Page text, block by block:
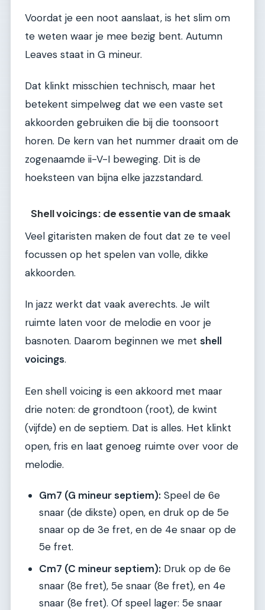
Voordat je een noot aanslaat, is het slim om
te weten waar je mee bezig bent. Autumn
Leaves staat in G mineur.
Dat klinkt misschien technisch, maar het
betekent simpelweg dat we een vaste set
akkoorden gebruiken die bij die toonsoort
horen. De kern van het nummer draait om de
zogenaamde ii-V-I beweging. Dit is de
hoeksteen van bijna elke jazzstandard.
Shell voicings: de essentie van de smaak
Veel gitaristen maken de fout dat ze te veel
focussen op het spelen van volle, dikke
akkoorden.
In jazz werkt dat vaak averechts. Je wilt
ruimte laten voor de melodie en voor je
basnoten. Daarom beginnen we met shell
voicings.
Een shell voicing is een akkoord met maar
drie noten: de grondtoon (root), de kwint
(vijfde) en de septiem. Dat is alles. Het klinkt
open, fris en laat genoeg ruimte over voor de
melodie.
Gm7 (G mineur septiem): Speel de 6e
snaar (de dikste) open, en druk op de 5e
snaar op de 3e fret, en de 4e snaar op de
5e fret.
Cm7 (C mineur septiem): Druk op de 6e
snaar (8e fret), 5e snaar (8e fret), en 4e
snaar (8e fret). Of speel lager: 5e snaar